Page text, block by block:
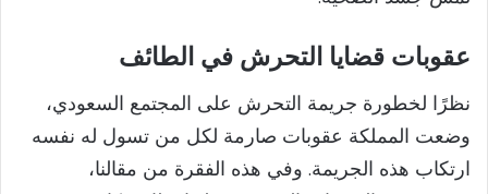
عقوبات قضايا التحرش في الطائف
نظرًا لخطورة جريمة التحرش على المجتمع السعودي،
وضعت المملكة عقوبات صارمة لكل من تسول له نفسه
ارتكاب هذه الجريمة. وفي هذه الفقرة من مقالنا،